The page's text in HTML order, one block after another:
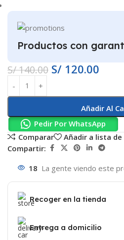
Productos con
S/140.00 S/ 120.00
Añadir Al
Pedir Por WhatsApp
Comparar
Añadir a lista de
Compartir:
18 La gente viendo este
Recoger en la tienda
Entrega a domicilio